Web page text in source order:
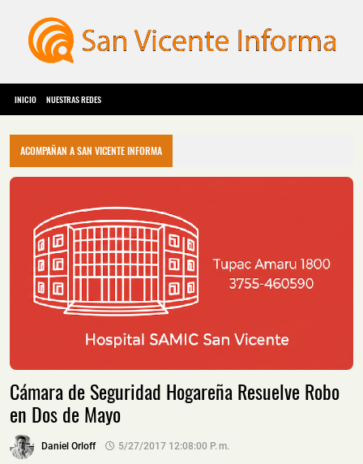
INICIO NUESTRAS REDES
ACOMPAÑAN A SAN VICENTE INFORMA
Cámara de Seguridad Hogareña Resuelve Robo
en Dos de Mayo
Daniel Orloff 5/27/2017 12:08:00 P. M.